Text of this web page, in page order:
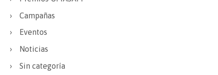
Campañas
Eventos
Noticias
Sin categoría